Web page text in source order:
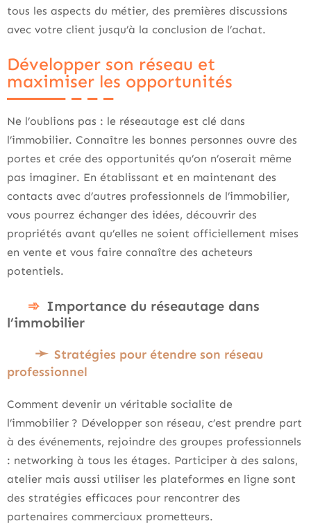
tous les aspects du métier, des premières discussions
avec votre client jusqu’à la conclusion de l’achat.
Développer son réseau et
maximiser les opportunités
Ne l’oublions pas : le réseautage est clé dans
l’immobilier. Connaître les bonnes personnes ouvre des
portes et crée des opportunités qu’on n’oserait même
pas imaginer. En établissant et en maintenant des
contacts avec d’autres professionnels de l’immobilier,
vous pourrez échanger des idées, découvrir des
propriétés avant qu’elles ne soient officiellement mises
en vente et vous faire connaître des acheteurs
potentiels.
Importance du réseautage dans
l’immobilier
Stratégies pour étendre son réseau
professionnel
Comment devenir un véritable socialite de
l’immobilier ? Développer son réseau, c’est prendre part
à des événements, rejoindre des groupes professionnels
: networking à tous les étages. Participer à des salons,
atelier mais aussi utiliser les plateformes en ligne sont
des stratégies efficaces pour rencontrer des
partenaires commerciaux prometteurs.